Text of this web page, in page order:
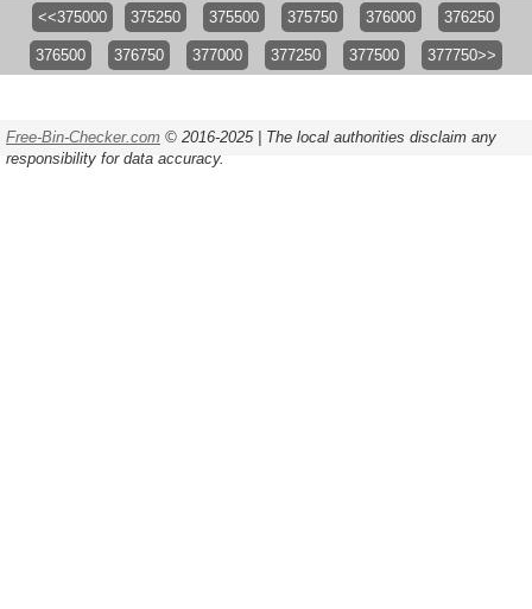
<<375000 375250 375500 375750 376000 376250
376500 376750 377000 377250 377500 377750>>
Free-Bin-Checker.com © 2016-2025 | The local authorities disclaim any
responsibility for data accuracy.